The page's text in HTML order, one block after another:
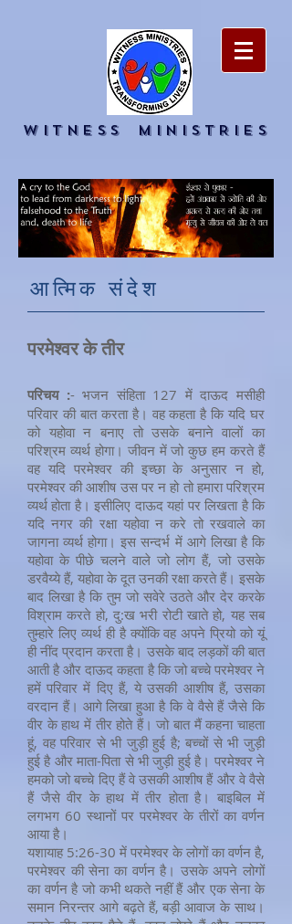
MINISTRIES
WITNESS
आत्मिक संदेश
परमेश्वर के तीर
परिचय :- भजन संहिता 127 में दाऊद मसीही
परिवार की बात करता है। वह कहता है कि यदि घर
को यहोवा न बनाए तो उसके बनाने वालों का
परिश्रम व्यर्थ होगा। जीवन में जो कुछ हम करते हैं
वह यदि परमेश्वर की इच्छा के अनुसार न हो,
परमेश्वर की आशीष उस पर न हो तो हमारा परिश्रम
व्यर्थ होता है। इसीलिए दाऊद यहां पर लिखता है कि
यदि नगर की रक्षा यहोवा न करे तो रखवाले का
जागना व्यर्थ होगा। इस सन्दर्भ में आगे लिखा है कि
यहोवा के पीछे चलने वाले जो लोग हैं, जो उसके
डरवैय्ये हैं, यहोवा के दूत उनकी रक्षा करते हैं। इसके
बाद लिखा है कि तुम जो सवेरे उठते और देर करके
विश्राम करते हो, दु:ख भरी रोटी खाते हो, यह सब
तुम्हारे लिए व्यर्थ ही है क्योंकि वह अपने प्रियो को यूं
ही नींद प्रदान करता है। उसके बाद लड़कों की बात
आती है और दाऊद कहता है कि जो बच्चे परमेश्वर ने
हमें परिवार में दिए हैं, ये उसकी आशीष हैं, उसका
वरदान हैं। आगे लिखा हुआ है कि वे वैसे हैं जैसे कि
वीर के हाथ में तीर होते हैं। जो बात मैं कहना चाहता
हूं, वह परिवार से भी जुड़ी हुई है; बच्चों से भी जुड़ी
हुई है और माता-पिता से भी जुड़ी हुई है। परमेश्वर ने
हमको जो बच्चे दिए हैं वे उसकी आशीष हैं और वे वैसे
हैं जैसे वीर के हाथ में तीर होता है। बाइबिल में
लगभग 60 स्थानों पर परमेश्वर के तीरों का वर्णन
आया है।
यशायाह 5:26-30 में परमेश्वर के लोगों का वर्णन है,
परमेश्वर की सेना का वर्णन है। उसके अपने लोगों
का वर्णन है जो कभी थकते नहीं हैं और एक सेना के
समान निरन्तर आगे बढ़ते हैं, बड़ी आवाज के साथ।